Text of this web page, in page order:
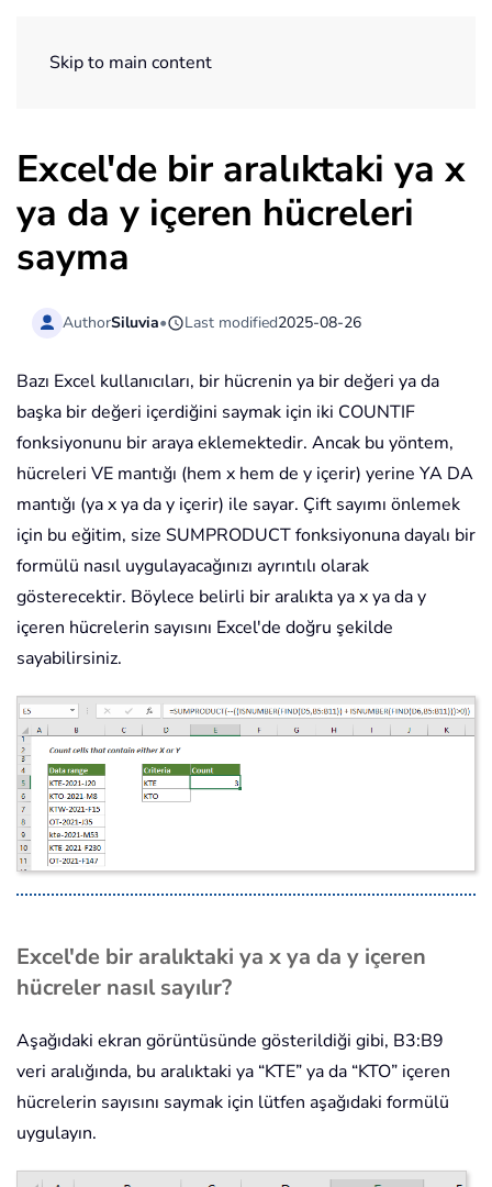
Skip to main content
Excel'de bir aralıktaki ya x
ya da y içeren hücreleri
sayma
AuthorSiluvia• Last modified2025-08-26
Bazı Excel kullanıcıları, bir hücrenin ya bir değeri ya da
başka bir değeri içerdiğini saymak için iki COUNTIF
fonksiyonunu bir araya eklemektedir. Ancak bu yöntem,
hücreleri VE mantığı (hem x hem de y içerir) yerine YA DA
mantığı (ya x ya da y içerir) ile sayar. Çift sayımı önlemek
için bu eğitim, size SUMPRODUCT fonksiyonuna dayalı bir
formülü nasıl uygulayacağınızı ayrıntılı olarak
gösterecektir. Böylece belirli bir aralıkta ya x ya da y
içeren hücrelerin sayısını Excel'de doğru şekilde
sayabilirsiniz.
Excel'de bir aralıktaki ya x ya da y içeren
hücreler nasıl sayılır?
Aşağıdaki ekran görüntüsünde gösterildiği gibi, B3:B9
veri aralığında, bu aralıktaki ya “KTE” ya da “KTO” içeren
hücrelerin sayısını saymak için lütfen aşağıdaki formülü
uygulayın.